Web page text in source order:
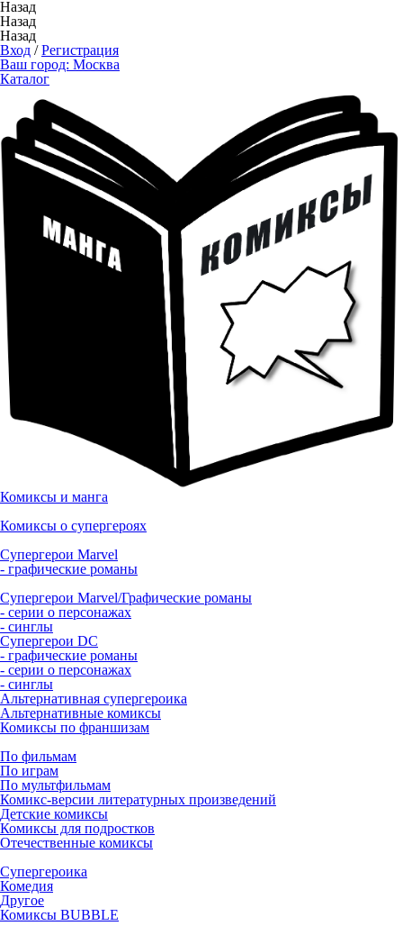
Назад
Назад
Назад
Вход /Регистрация
Ваш город: Москва
Каталог
Комиксы и манга
Комиксы о супергероях
Супергерои Marvel
- графические романы
Супергерои Marvel/Графические романы
- серии о персонажах
- синглы
Супергерои DC
- графические романы
- серии о персонажах
- синглы
Альтернативная супергероика
Альтернативные комиксы
Комиксы по франшизам
По фильмам
По играм
По мультфильмам
Комикс-версии литературных произведений
Детские комиксы
Комиксы для подростков
Отечественные комиксы
Супергероика
Комедия
Другое
Комиксы BUBBLE